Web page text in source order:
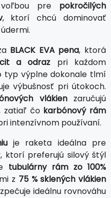
voľbou pre pokročilých
, ktorí chcú dominovať
BLACK EVA pena, ktorá
a odraz pri každom
typ výplne dokonale tlmí
výbušnosť pri útokoch.
vlákienzaručujú
zatiaľ čo karbónový rám
intenzívnom používaní.
je raketa ideálna pre
ktorí preferujú silový štýl
tubulárny rám zo 100%
z 75 % sklených vlákien
ideálnu rovnováhu